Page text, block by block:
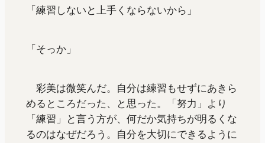
「練習しないと上手くならないから」
「そっか」
彩美は微笑んだ。自分は練習もせずにあきら
めるところだった、と思った。「努力」より
「練習」と言う方が、何だか気持ちが明るくな
るのはなぜだろう。自分を大切にできるように